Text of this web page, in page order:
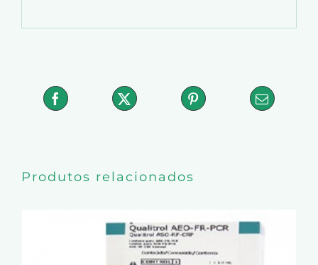
Produtos relacionados